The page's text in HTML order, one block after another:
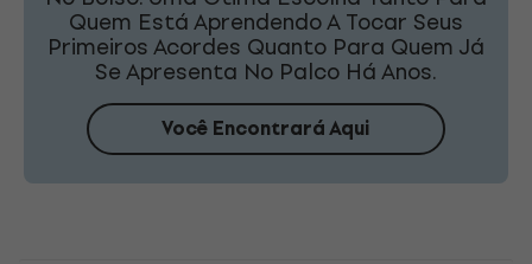
Quem Está Aprendendo A Tocar Seus
Primeiros Acordes Quanto Para Quem Já
Se Apresenta No Palco Há Anos.
Você Encontrará Aqui